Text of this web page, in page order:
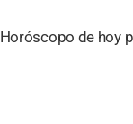
Horóscopo de hoy